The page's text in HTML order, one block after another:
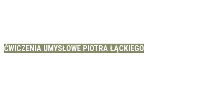
ĆWICZENIA UMYSŁOWE PIOTRA ŁĄCKIEGO